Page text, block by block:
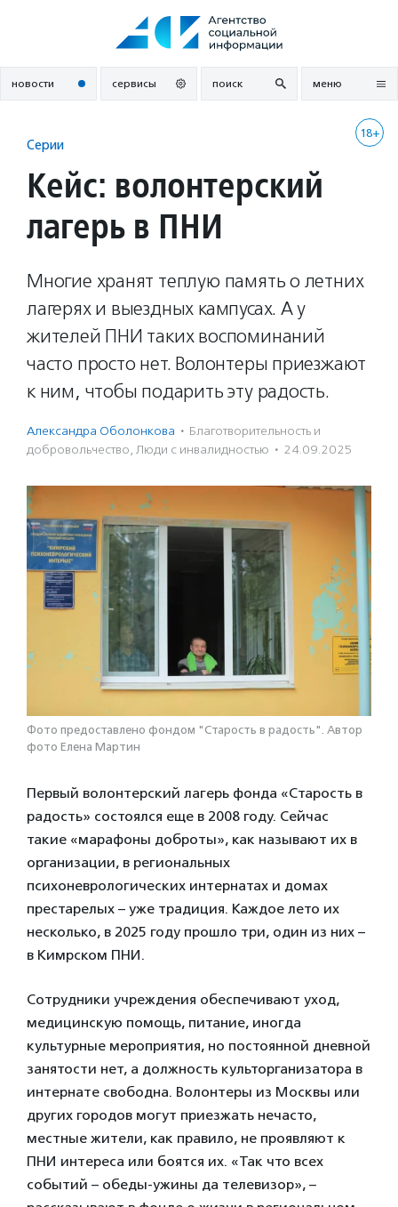
новости сервисы поиск меню
18+
Серии
Кейс: волонтерский
лагерь в ПНИ
Многие хранят теплую память о летних
лагерях и выездных кампусах. А у
жителей ПНИ таких воспоминаний
часто просто нет. Волонтеры приезжают
к ним, чтобы подарить эту радость.
Александра Оболонкова · Благотвори­тель­ность и
доброволь­чест­во, Люди с инвалидностью · 24.09.2025
Фото предоставлено фондом "Старость в радость". Автор
фото Елена Мартин
Первый волонтерский лагерь фонда «Старость в
радость» состоялся еще в 2008 году. Сейчас
такие «марафоны доброты», как называют их в
организации, в региональных
психоневрологических интернатах и домах
престарелых – уже традиция. Каждое лето их
несколько, в 2025 году прошло три, один из них –
в Кимрском ПНИ.
Сотрудники учреждения обеспечивают уход,
медицинскую помощь, питание, иногда
культурные мероприятия, но постоянной дневной
занятости нет, а должность культорганизатора в
интернате свободна. Волонтеры из Москвы или
других городов могут приезжать нечасто,
местные жители, как правило, не проявляют к
ПНИ интереса или боятся их. «Так что всех
событий – обеды-ужины да телевизор», –